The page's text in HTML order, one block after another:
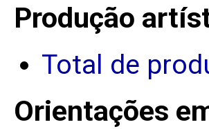
Produção
Total de
Orientações